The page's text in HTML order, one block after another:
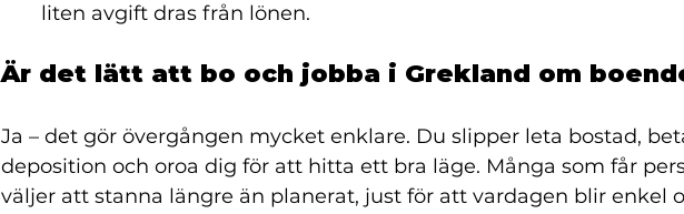
liten avgift dras från lönen.
Är det lätt att bo och jobba i Grekland om
Ja – det gör övergången mycket enklare. Du slipper leta bostad,
deposition och oroa dig för att hitta ett bra läge. Många som får
väljer att stanna längre än planerat, just för att vardagen blir enkel